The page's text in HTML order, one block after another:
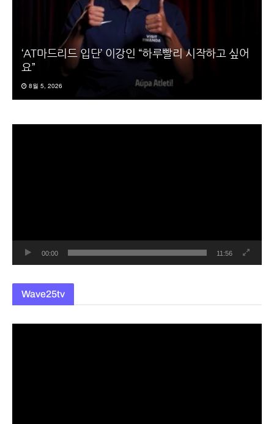
‘AT마드리드 입단’ 이강인 “하루빨리 시작하고 싶어
요”
8월 5, 2026
00:00 11:56
Wave25tv